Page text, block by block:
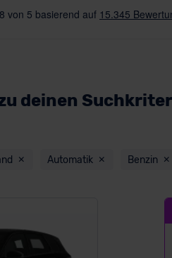
deinen
Automatik Benzin